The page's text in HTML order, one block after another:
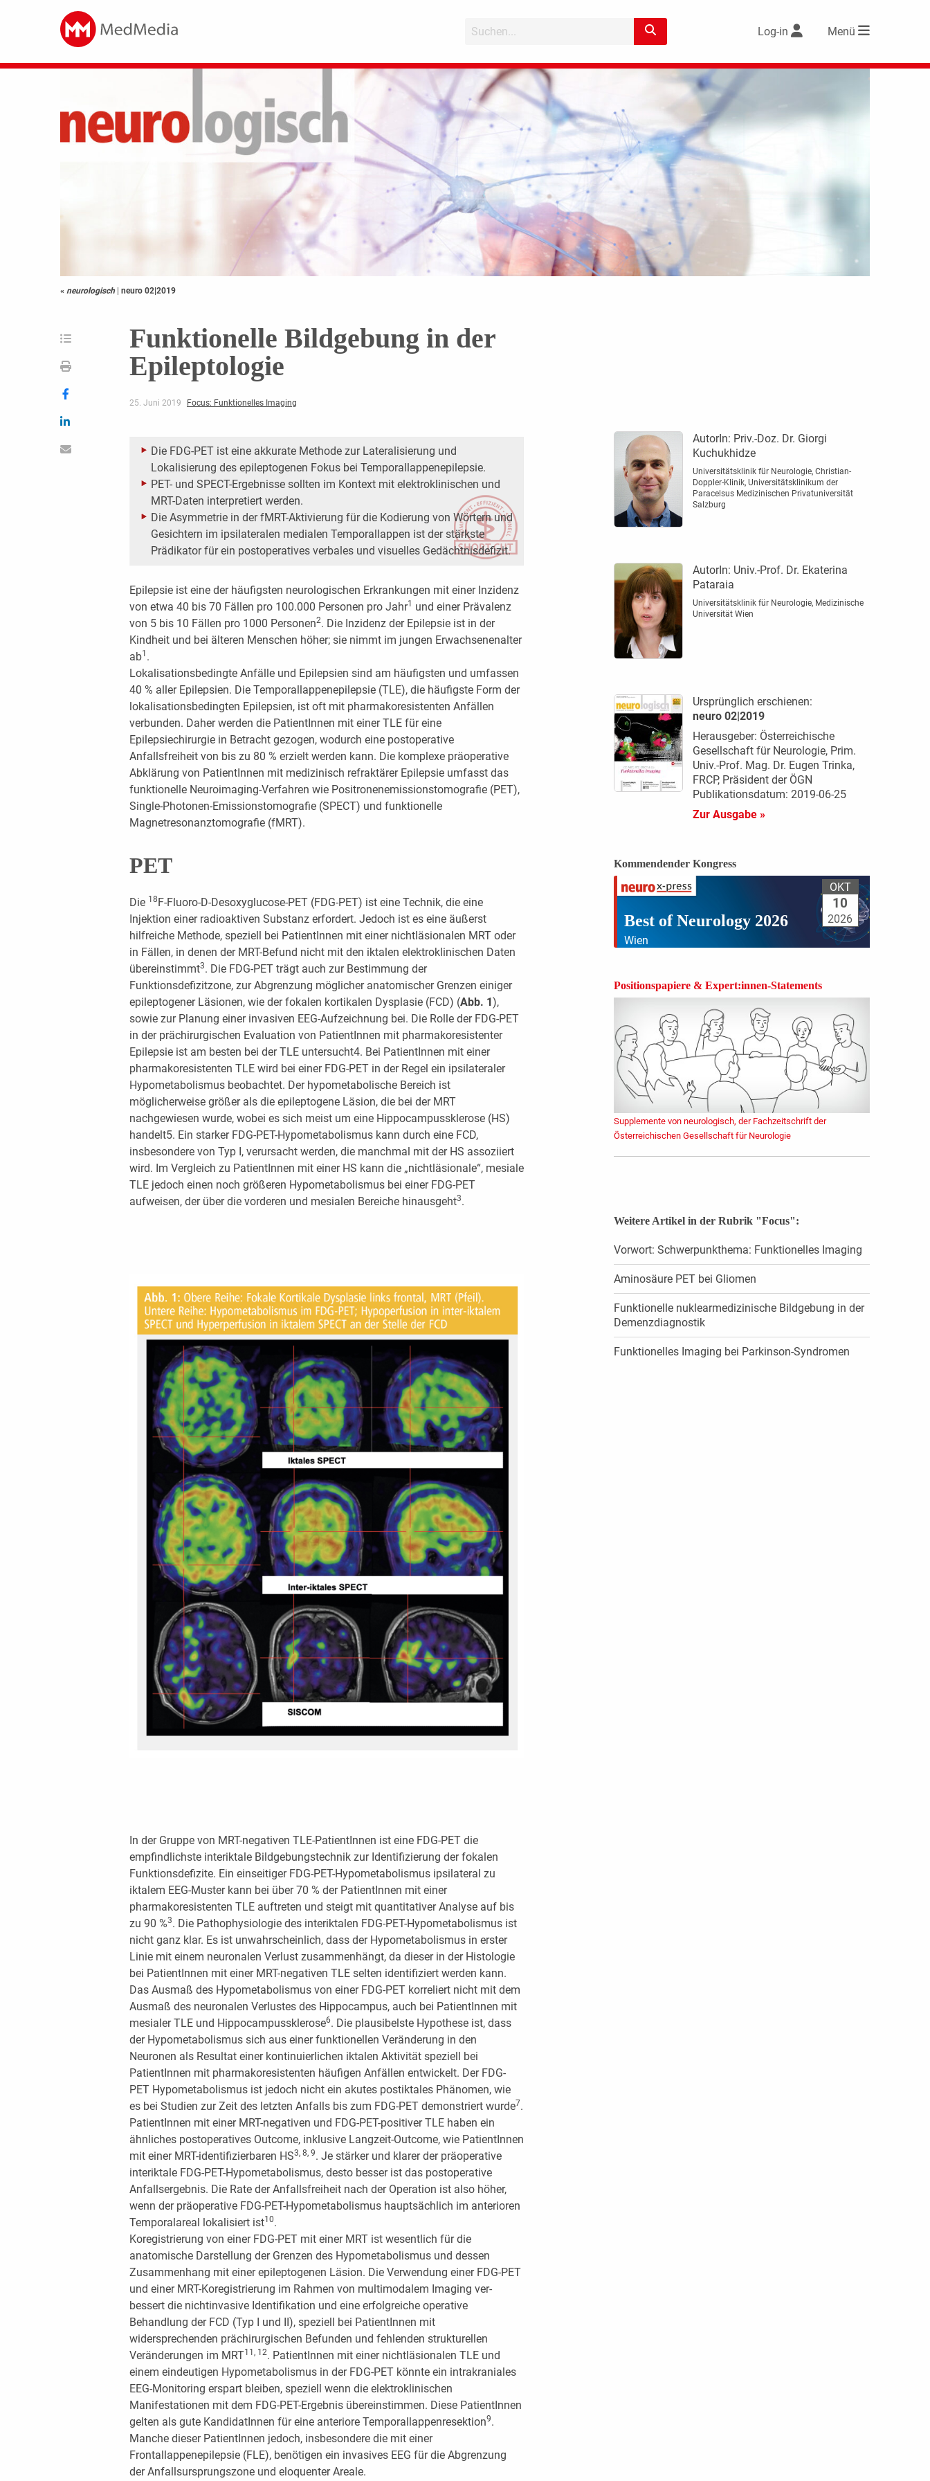
Log-in Menü
« neurologisch | neuro 02|2019
Funktionelle Bildgebung in der
Epileptologie
25. Juni 2019 Focus: Funktionelles Imaging
Die FDG-PET ist eine akkurate Methode zur Lateralisierung und
Lokalisierung des epileptogenen Fokus bei Temporallappenepilepsie.
PET- und SPECT-Ergebnisse sollten im Kontext mit elektroklinischen und
MRT-Daten interpretiert werden.
Die Asymmetrie in der fMRT-Aktivierung für die Kodierung von Wörtern und
Gesichtern im ipsilateralen medialen Temporallappen ist der stärkste
Prädikator für ein postoperatives verbales und visuelles Gedächtnisdefizit.
Epilepsie ist eine der häufigsten neurologischen Erkrankungen mit einer Inzidenz
von etwa 40 bis 70 Fällen pro 100.000 Personen pro Jahr1 und einer Prävalenz
von 5 bis 10 Fällen pro 1000 Personen2. Die Inzidenz der Epilepsie ist in der
Kindheit und bei älteren Menschen höher; sie nimmt im jungen Erwachsenenalter
ab1 .
Lokalisationsbedingte Anfälle und Epilepsien sind am häufigsten und umfassen
40 % aller Epilepsien. Die Temporallappenepilepsie (TLE), die häufigste Form der
lokalisationsbedingten Epilepsien, ist oft mit pharmakoresistenten Anfällen
verbunden. Daher werden die PatientInnen mit einer TLE für eine
Epilepsiechirurgie in Betracht gezogen, wodurch eine postoperative
Anfallsfreiheit von bis zu 80 % erzielt werden kann. Die komplexe präoperative
Abklärung von PatientInnen mit medizinisch refraktärer Epilepsie umfasst das
funktionelle Neuroimaging-Verfahren wie Positronenemissionstomografie (PET),
Single-Photonen-Emissionstomografie (SPECT) und funktionelle
Magnetresonanztomografie (fMRT).
PET
Die 18F-Fluoro-D-Desoxyglucose-PET (FDG-PET) ist eine Technik, die eine
Injektion einer radioaktiven Substanz erfordert. Jedoch ist es eine äußerst
hilfreiche Methode, speziell bei PatientInnen mit einer nichtläsionalen MRT oder
in Fällen, in denen der MRT-Befund nicht mit den iktalen elektroklinischen Daten
übereinstimmt3. Die FDG-PET trägt auch zur Bestimmung der
Funktionsdefizitzone, zur Abgrenzung möglicher anatomischer Grenzen einiger
epileptogener Läsionen, wie der fokalen kortikalen Dysplasie (FCD) (Abb. 1),
sowie zur Planung einer invasiven EEG-Aufzeichnung bei. Die Rolle der FDG-PET
in der prächirurgischen Evaluation von PatientInnen mit pharmakoresistenter
Epilepsie ist am besten bei der TLE untersucht4. Bei PatientInnen mit einer
pharmakoresistenten TLE wird bei einer FDG-PET in der Regel ein ipsilateraler
Hypometabolismus beobachtet. Der hypometabolische Bereich ist
möglicherweise größer als die epileptogene Läsion, die bei der MRT
nachgewiesen wurde, wobei es sich meist um eine Hippocampussklerose (HS)
handelt5. Ein starker FDG-PET-Hypometabolismus kann durch eine FCD,
insbesondere von Typ I, verursacht werden, die manchmal mit der HS assoziiert
wird. Im Vergleich zu PatientInnen mit einer HS kann die „nichtläsionale“, mesiale
TLE jedoch einen noch größeren Hypometabolismus bei einer FDG-PET
aufweisen, der über die vorderen und mesialen Bereiche hinausgeht3.
In der Gruppe von MRT-negativen TLE-PatientInnen ist eine FDG-PET die
empfindlichste interiktale Bildgebungstechnik zur Identifizierung der fokalen
Funktionsdefizite. Ein einseitiger FDG-PET-Hypometabolismus ipsilateral zu
iktalem EEG-Muster kann bei über 70 % der PatientInnen mit einer
pharmakoresistenten TLE auftreten und steigt mit quantitativer Analyse auf bis
zu 90 %3. Die Pathophysiologie des interiktalen FDG-PET-Hypometabolismus ist
nicht ganz klar. Es ist unwahrscheinlich, dass der Hypometabolismus in erster
Linie mit einem neuronalen Verlust zusammenhängt, da dieser in der Histologie
bei PatientInnen mit einer MRT-negativen TLE selten identifiziert werden kann.
Das Ausmaß des Hypometabolismus von einer FDG-PET korreliert nicht mit dem
Ausmaß des neuronalen Verlustes des Hippo­campus, auch bei PatientInnen mit
mesialer TLE und Hippocampussklerose6. Die plausibelste Hypothese ist, dass
der Hypometabolismus sich aus einer funktionellen Veränderung in den
Neuronen als Resultat einer kontinuierlichen iktalen Aktivität speziell bei
PatientInnen mit pharmakoresistenten häufigen Anfällen entwickelt. Der FDG-
PET Hypometabolismus ist jedoch nicht ein akutes postiktales Phänomen, wie
es bei Studien zur Zeit des letzten Anfalls bis zum FDG-PET demonstriert wurde7.
PatientInnen mit einer MRT-negativen und FDG-PET-positiver TLE haben ein
ähnliches postoperatives Outcome, inklusive Langzeit-Outcome, wie PatientInnen
mit einer MRT-identifizierbaren HS3, 8, 9. Je stärker und klarer der präoperative
interiktale FDG-PET-Hypometabolismus, desto besser ist das postoperative
Anfallsergebnis. Die Rate der Anfallsfreiheit nach der Operation ist also höher,
wenn der präoperative FDG-PET-Hypometabolismus hauptsächlich im anterioren
Temporalareal lokalisiert ist10.
Koregistrierung von einer FDG-PET mit einer MRT ist wesentlich für die
anatomische Darstellung der Grenzen des Hypometabolismus und dessen
Zusammenhang mit einer epileptogenen Läsion. Die Verwendung einer FDG-PET
und einer MRT-Koregistrierung im Rahmen von multimodalem Imaging ver­
bessert die nichtinvasive Identifikation und eine erfolgreiche operative
Behandlung der FCD (Typ I und II), speziell bei PatientInnen mit
widersprechenden prächirurgischen Befunden und fehlenden strukturellen
Veränderungen im MRT11, 12. PatientInnen mit einer nichtläsionalen TLE und
einem eindeutigen Hypometabolismus in der FDG-PET könnte ein intrakraniales
EEG-Monitoring erspart bleiben, speziell wenn die elektroklinischen
Manifestationen mit dem FDG-PET-Ergebnis übereinstimmen. Diese PatientInnen
gelten als gute KandidatInnen für eine anteriore Temporallappenresektion9.
Manche dieser PatientInnen jedoch, insbesondere die mit einer
Frontallappenepilepsie (FLE), benötigen ein invasives EEG für die Abgrenzung
der Anfallsursprungszone und eloquenter Areale.
AutorIn: Priv.-Doz. Dr. Giorgi
Kuchukhidze
Universitätsklinik für Neurologie, Christian-
Doppler-Klinik, Universitätsklinikum der
Paracelsus Medizinischen Privatuniversität
Salzburg
AutorIn: Univ.-Prof. Dr. Ekaterina
Pataraia
Universitätsklinik für Neurologie, Medizinische
Universität Wien
Ursprünglich erschienen:
neuro 02|2019
Herausgeber: Österreichische
Gesellschaft für Neurologie, Prim.
Univ.-Prof. Mag. Dr. Eugen Trinka,
FRCP, Präsident der ÖGN
Publikationsdatum: 2019-06-25
Zur Ausgabe »
Kommendender Kongress
Best of Neurology 2026
Wien
OKT
10
2026
Positionspapiere & Expert:innen-Statements
Supplemente von neurologisch, der Fachzeitschrift der
Österreichischen Gesellschaft für Neurologie
Weitere Artikel in der Rubrik "Focus":
Vorwort: Schwerpunkthema: Funktionelles Imaging
Aminosäure PET bei Gliomen
Funktionelle nuklearmedizinische Bildgebung in der
Demenzdiagnostik
Funktionelles Imaging bei Parkinson-Syndromen